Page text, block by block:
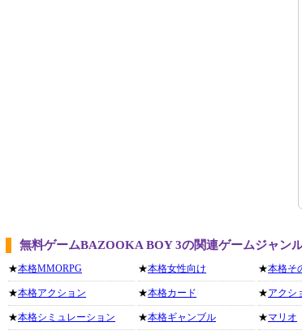
無料ゲームBAZOOKA BOY 3の関連ゲームジャン
★本格MMORPG
★本格アクション
★本格シミュレーション
★本格女性向け
★本格カード
★本格ギャンブル
★本格そ
★アクシ
★マリオ